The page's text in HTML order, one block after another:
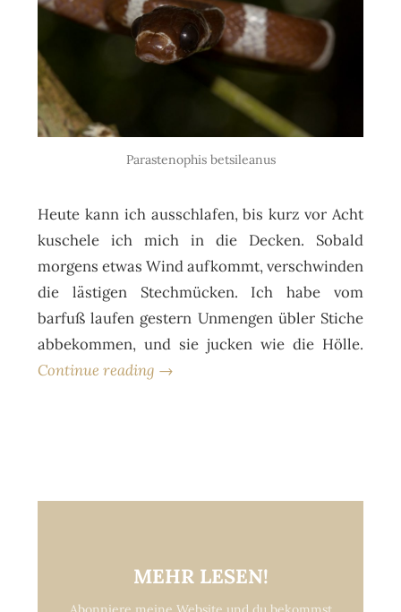
Parastenophis betsileanus
Heute kann ich ausschlafen, bis kurz vor Acht
kuschele ich mich in die Decken. Sobald
morgens etwas Wind aufkommt, verschwinden
die lästigen Stechmücken. Ich habe vom
barfuß laufen gestern Unmengen übler Stiche
abbekommen, und sie jucken wie die Hölle.
Continue reading →
MEHR LESEN!